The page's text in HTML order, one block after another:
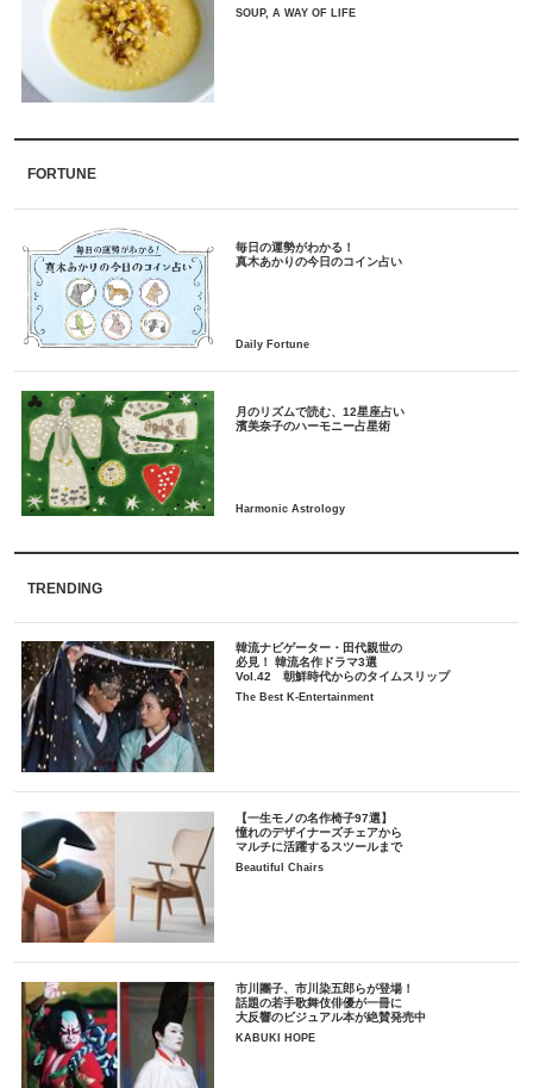
SOUP, A WAY OF LIFE
FORTUNE
毎日の運勢がわかる！
月のリズムで読む、12星座占い
TRENDING
韓流ナビゲーター・田代親世の
必見！ 韓流名作ドラマ3選
Vol.42 朝鮮時代からのタイムスリップ
The Best K-Entertainment
【一生モノの名作椅子97選】
憧れのデザイナーズチェアから
マルチに活躍するスツールまで
Beautiful Chairs
市川團子、市川染五郎らが登場！
話題の若手歌舞伎俳優が一冊に
大反響のビジュアル本が絶賛発売中
KABUKI HOPE